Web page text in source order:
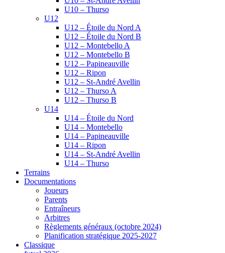
U10 – Thurso
U12
U12 – Étoile du Nord A
U12 – Étoile du Nord B
U12 – Montebello A
U12 – Montebello B
U12 – Papineauville
U12 – Ripon
U12 – St-André Avellin
U12 – Thurso A
U12 – Thurso B
U14
U14 – Étoile du Nord
U14 – Montebello
U14 – Papineauville
U14 – Ripon
U14 – St-André Avellin
U14 – Thurso
Terrains
Documentations
Joueurs
Parents
Entraîneurs
Arbitres
Règlements généraux (octobre 2024)
Planification stratégique 2025-2027
Classique